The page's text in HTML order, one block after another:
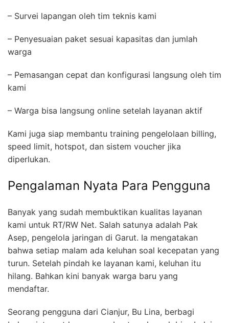
– Survei lapangan oleh tim teknis kami
– Penyesuaian paket sesuai kapasitas dan jumlah
warga
– Pemasangan cepat dan konfigurasi langsung oleh tim
kami
– Warga bisa langsung online setelah layanan aktif
Kami juga siap membantu training pengelolaan billing,
speed limit, hotspot, dan sistem voucher jika
diperlukan.
Pengalaman Nyata Para Pengguna
Banyak yang sudah membuktikan kualitas layanan
kami untuk RT/RW Net. Salah satunya adalah Pak
Asep, pengelola jaringan di Garut. Ia mengatakan
bahwa setiap malam ada keluhan soal kecepatan yang
turun. Setelah pindah ke layanan kami, keluhan itu
hilang. Bahkan kini banyak warga baru yang
mendaftar.
Seorang pengguna dari Cianjur, Bu Lina, berbagi